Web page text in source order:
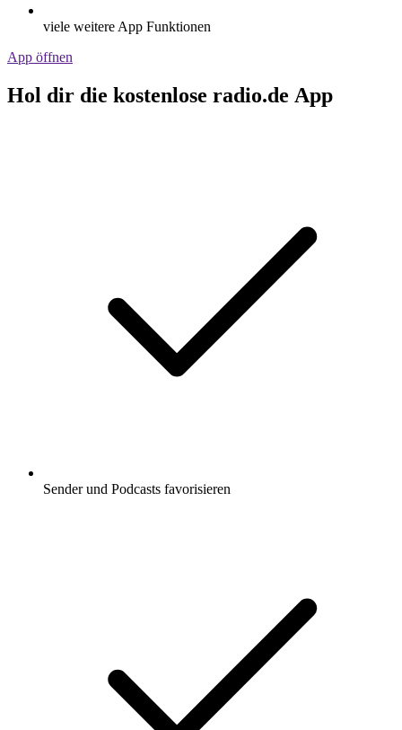
viele weitere App Funktionen
App öffnen
Hol dir die kostenlose radio.de App
Sender und Podcasts favorisieren